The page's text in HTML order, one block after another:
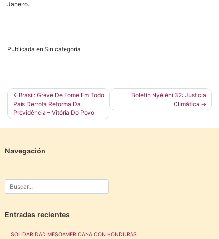
Janeiro.
Publicada en Sin categoría
Navegación
de
entradas
Brasil: Greve De Fome Em Todo
País Derrota Reforma Da
Previdência – Vitória Do Povo
Boletín Nyéléni 32: Justicia
Climática
Navegación
Entradas recientes
SOLIDARIDAD MESOAMERICANA CON HONDURAS